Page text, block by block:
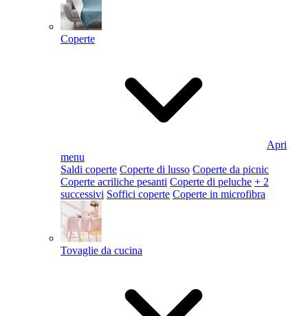
Coperte
Apri
menu
Saldi coperte Coperte di lusso Coperte da picnic
Coperte acriliche pesanti Coperte di peluche + 2
successivi Soffici coperte Coperte in microfibra
Tovaglie da cucina